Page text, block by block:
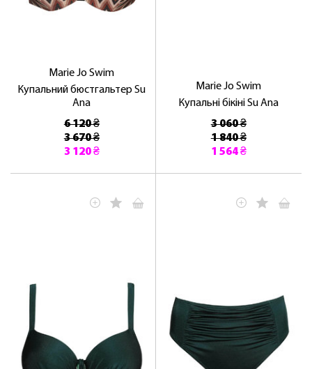
Marie Jo Swim
Купальний бюстгальтер Su
Ana
6 120 ₴
3 670 ₴
3 120 ₴
Marie Jo Swim
Купальні бікіні Su Ana
3 060 ₴
1 840 ₴
1 564 ₴